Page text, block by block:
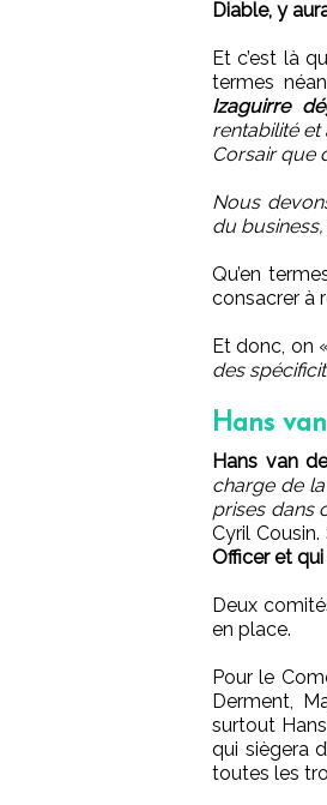
Diable, y
Et c’est là
termes
Izaguirre
rentabilité
Corsair que
Nous
du
Qu’en
consacrer à
Et donc, on
des
Hans
Hans van
charge de
prises dans
Cyril
Officer et
Deux
en place.
Pour le
Derment,
surtout
qui siègera
toutes les